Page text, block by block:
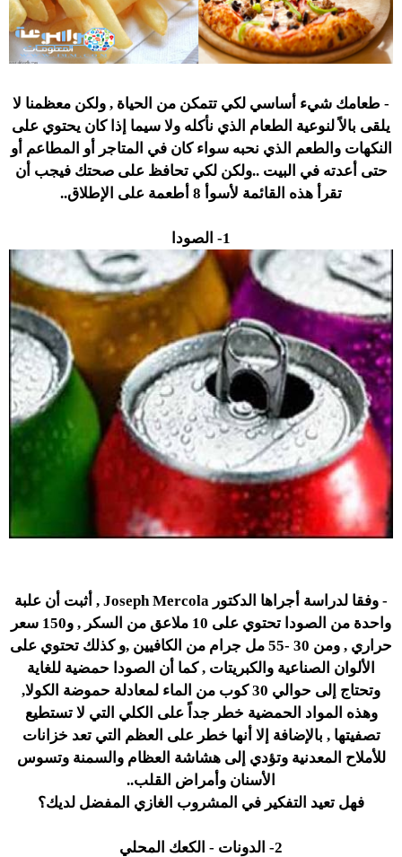
- طعامك شيء أساسي لكي تتمكن من الحياة , ولكن معظمنا لا
يلقى بالاً لنوعية الطعام الذي نأكله ولا سيما إذا كان يحتوي على
النكهات والطعم الذي نحبه سواء كان في المتاجر أو المطاعم أو
حتى أعدته في البيت ..ولكن لكي تحافظ على صحتك فيجب أن
تقرأ هذه القائمة لأسوأ 8 أطعمة على الإطلاق..
1- الصودا
- وفقا لدراسة أجراها الدكتور Joseph Mercola , أثبت أن علبة
واحدة من الصودا تحتوي على 10 ملاعق من السكر , و150 سعر
حراري , ومن 30 -55 مل جرام من الكافيين ,و كذلك تحتوي على
الألوان الصناعية والكبريتات , كما أن الصودا حمضية للغاية
وتحتاج إلى حوالي 30 كوب من الماء لمعادلة حموضة الكولا,
وهذه المواد الحمضية خطر جداً على الكلي التي لا تستطيع
تصفيتها , بالإضافة إلا أنها خطر على العظم التي تعد خزانات
للأملاح المعدنية وتؤدي إلى هشاشة العظام والسمنة وتسوس
الأسنان وأمراض القلب..
فهل تعيد التفكير في المشروب الغازي المفضل لديك؟
2- الدونات - الكعك المحلي